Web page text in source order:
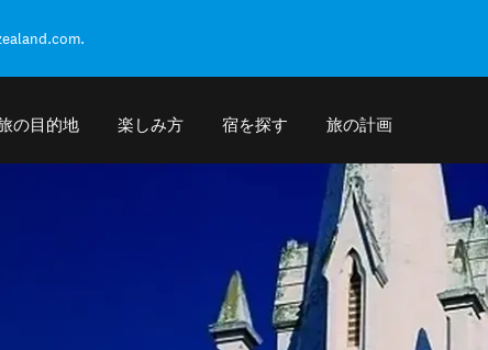
の目的地 楽しみ方 宿を探す 旅の計画